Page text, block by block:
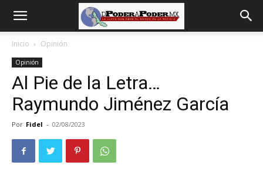
poder
Poder
Inicio Opinión
Opinión
Al Pie de la Letra…
Raymundo Jiménez García
Por Fidel - 02/08/2023